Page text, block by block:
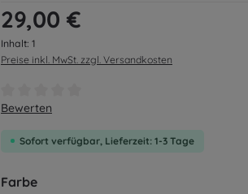
Regulärer Preis:
29,00 €
Inhalt: 1
Preise inkl. MwSt. zzgl. Versandkosten
Durchschnittliche Bewertung von 0 von 5
Bewerten
Sofort verfügbar, Lieferzeit: 1-3 Tage
Farbeauswählen